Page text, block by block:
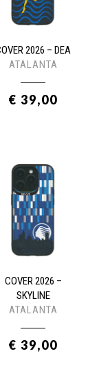
2026 – DEA
ATALANTA
€ 39,00
COVER 2026 –
SKYLINE
ATALANTA
€ 39,00